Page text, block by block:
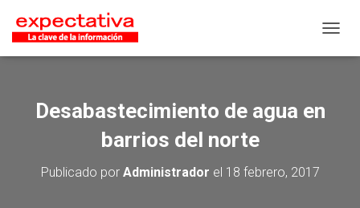
Desabastecimiento de agua en
barrios del norte
Publicado por Administrador el 18 febrero, 2017